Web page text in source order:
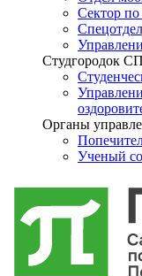
Сектор
Спецотдел
Студгородок
Органы
Ученый